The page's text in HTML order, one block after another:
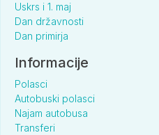
Uskrs i 1. maj
Dan državnosti
Dan primirja
Informacije
Polasci
Autobuski polasci
Najam autobusa
Transferi